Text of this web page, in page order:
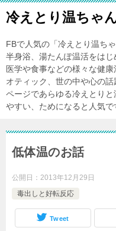
冷えとり温ちゃ
FBで人気の「冷えとり温ち
半身浴、湯たんぽ温活をは
医学や食事などの様々な健
オティック、世の中や心の
ページであらゆる冷えとり
やすい、ためになると人気で
低体温のお話
公開日： 2013年12月29日
毒出しと好転反応
Tweet